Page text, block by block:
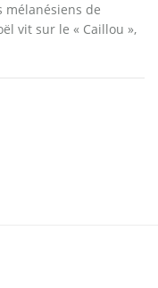
mélanésiens de
vit sur le « Caillou »,